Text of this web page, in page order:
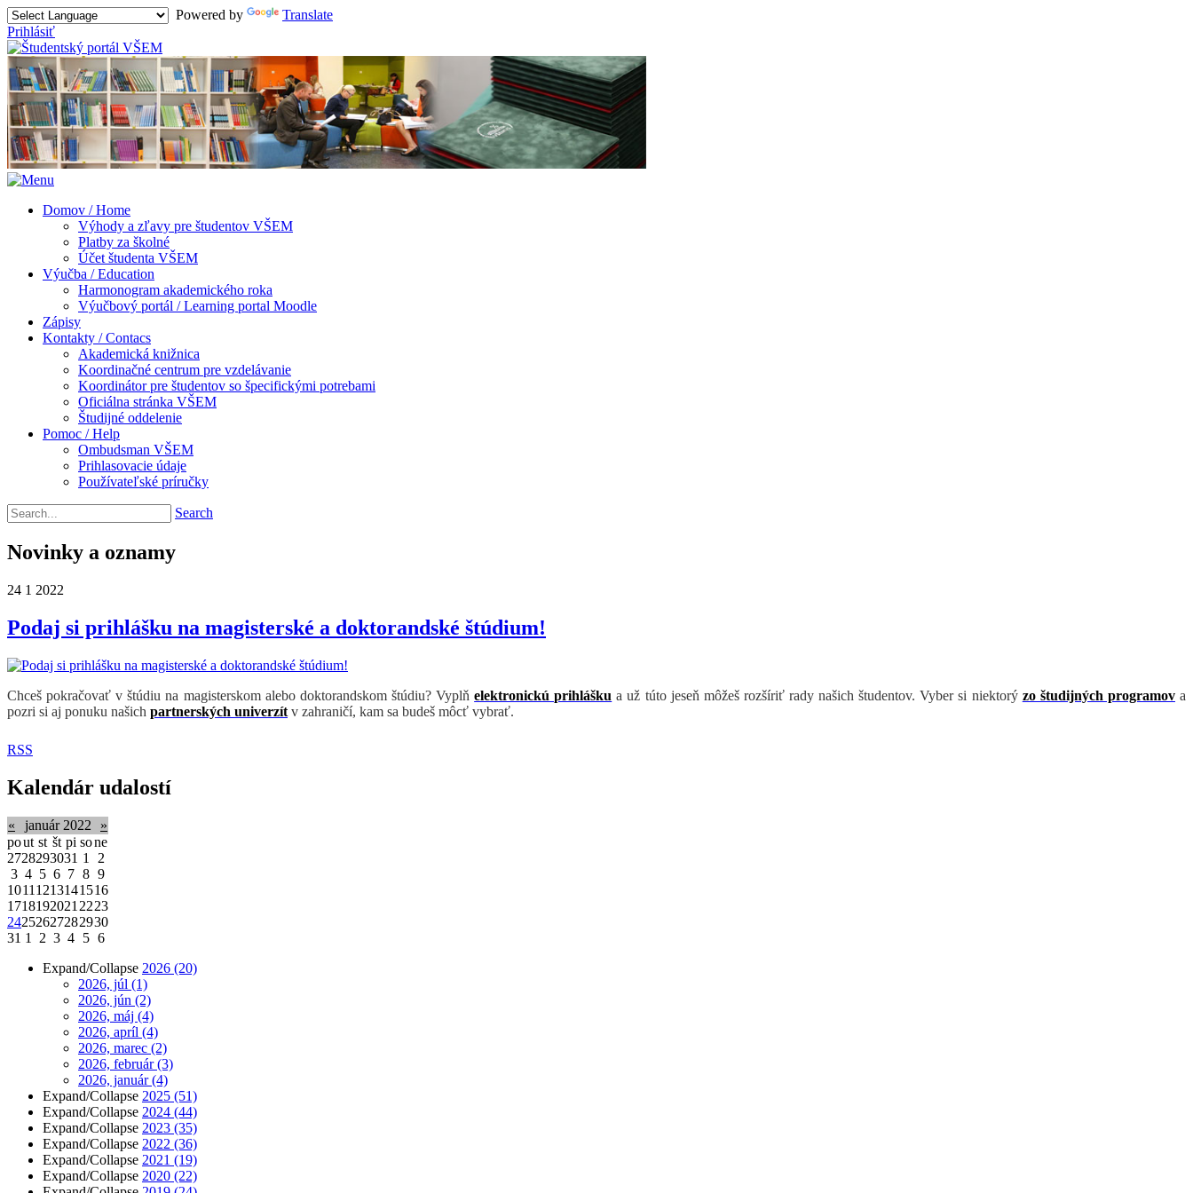
Powered by
Translate
Prihlásiť
Domov / Home
Výhody a zľavy pre študentov VŠEM
Platby za školné
Účet študenta VŠEM
Výučba / Education
Harmonogram akademického roka
Výučbový portál / Learning portal Moodle
Zápisy
Kontakty / Contacs
Akademická knižnica
Koordinačné centrum pre vzdelávanie
Koordinátor pre študentov so špecifickými potrebami
Oficiálna stránka VŠEM
Študijné oddelenie
Pomoc / Help
Ombudsman VŠEM
Prihlasovacie údaje
Používateľské príručky
Search
Novinky a oznamy
24 1 2022
Podaj si prihlášku na magisterské a doktorandské štúdium!
Chceš pokračovať v štúdiu na magisterskom alebo doktorandskom štúdiu? Vyplňelektronickú prihlášku a už túto jeseň môžeš rozšíriť rady našich študentov.Vyber si niektorý zo študijných programov a
pozri si aj ponuku našich partnerských univerzít v zahraničí, kam sa budeš môcť vybrať.
RSS
Kalendár udalostí
« január 2022
»
pout st št pi sone
2728293031 1 2
3 4 5 6 7 8 9
10111213141516
17181920212223
24252627282930
31 1 2 3 4 5 6
Expand/Collapse 2026 (20)
2026, júl (1)
2026, jún (2)
2026, máj (4)
2026, apríl (4)
2026, marec (2)
2026, február(3)
2026, január(4)
Expand/Collapse 2025 (51)
Expand/Collapse 2024 (44)
Expand/Collapse 2023 (35)
Expand/Collapse 2022 (36)
Expand/Collapse 2021 (19)
Expand/Collapse 2020 (22)